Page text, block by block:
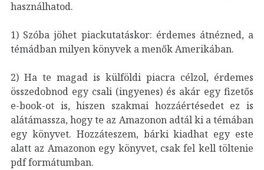
használhatod.
1) Szóba jöhet piackutatáskor: érdemes átnézned, a
témádban milyen könyvek a menők Amerikában.
2) Ha te magad is külföldi piacra célzol, érdemes
összedobnod egy csali (ingyenes) és akár egy fizetős
e-book-ot is, hiszen szakmai hozzáértésedet ez is
alátámassza, hogy te az Amazonon adtál ki a témában
egy könyvet. Hozzáteszem, bárki kiadhat egy este
alatt az Amazonon egy könyvet, csak fel kell töltenie
pdf formátumban.